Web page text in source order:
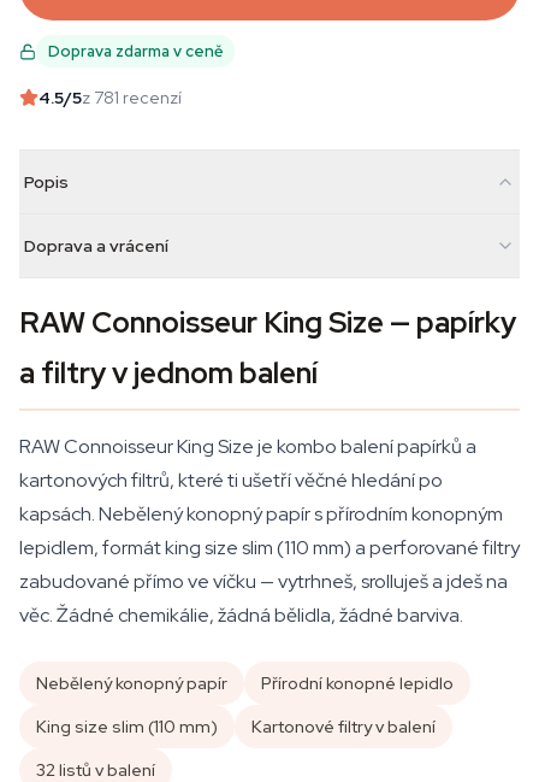
Doprava zdarma v ceně
4.5/5z 781 recenzí
Popis
Doprava a vrácení
RAW Connoisseur King Size — papírky
a filtry v jednom balení
RAW Connoisseur King Size je kombo balení papírků a
kartonových filtrů, které ti ušetří věčné hledání po
kapsách. Nebělený konopný papír s přírodním konopným
lepidlem, formát king size slim (110 mm) a perforované filtry
zabudované přímo ve víčku — vytrhneš, srolluješ a jdeš na
věc. Žádné chemikálie, žádná bělidla, žádné barviva.
Nebělený konopný papír
Přírodní konopné lepidlo
King size slim (110 mm)
Kartonové filtry v balení
32 listů v balení